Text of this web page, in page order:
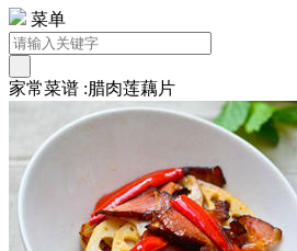
菜单
家常菜谱 :腊肉莲藕片